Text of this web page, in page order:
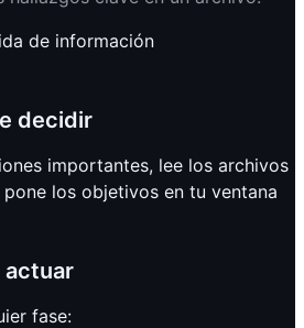
de información
decidir
importantes, lee los archivos
los objetivos en tu ventana
actuar
fase: